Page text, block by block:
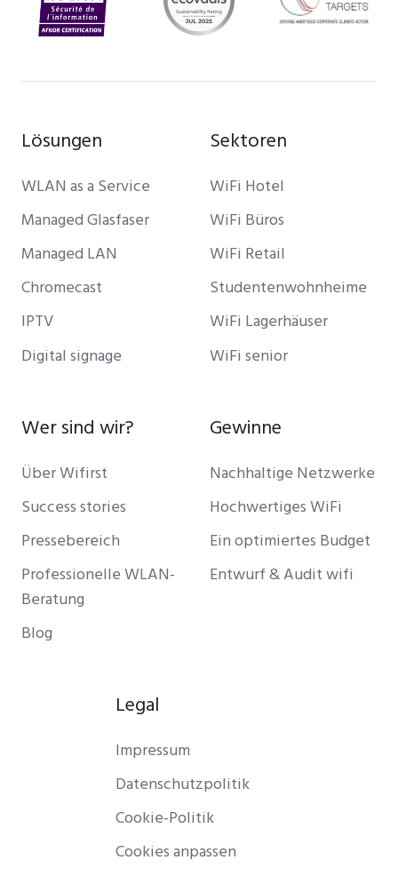
Lösungen
WLAN as a Service
Managed Glasfaser
Managed LAN
Chromecast
IPTV
Digital signage
Sektoren
WiFi Hotel
WiFi Büros
WiFi Retail
Studentenwohnheime
WiFi Lagerhäuser
WiFi senior
Wer sind wir?
Über Wifirst
Success stories
Pressebereich
Professionelle WLAN-
Beratung
Blog
Gewinne
Nachhaltige Netzwerke
Hochwertiges WiFi
Ein optimiertes Budget
Entwurf & Audit wifi
Legal
Impressum
Datenschutzpolitik
Cookie-Politik
Cookies anpassen